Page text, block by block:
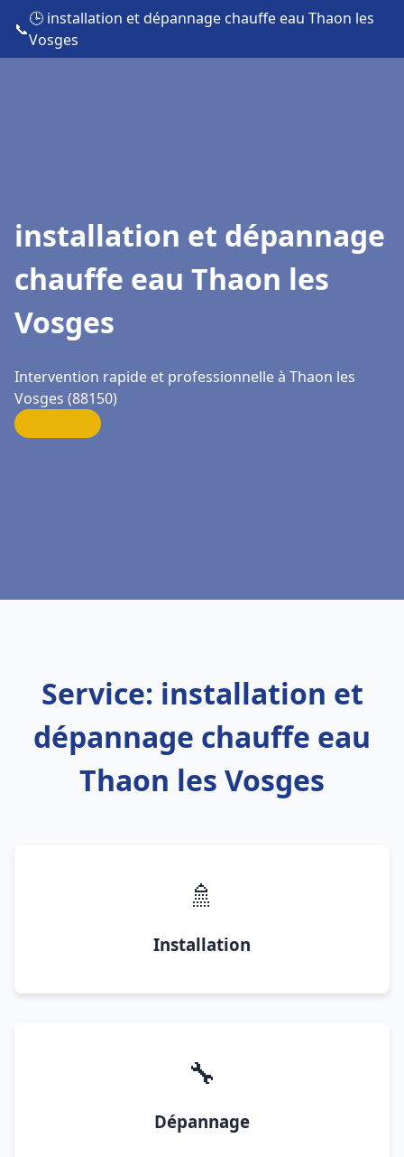
📞
🕒 installation et dépannage chauffe eau Thaon les
Vosges
installation et dépannage
chauffe eau Thaon les
Vosges
Intervention rapide et professionnelle à Thaon les
Vosges (88150)
Service: installation et
dépannage chauffe eau
Thaon les Vosges
🚿
Installation
🔧
Dépannage